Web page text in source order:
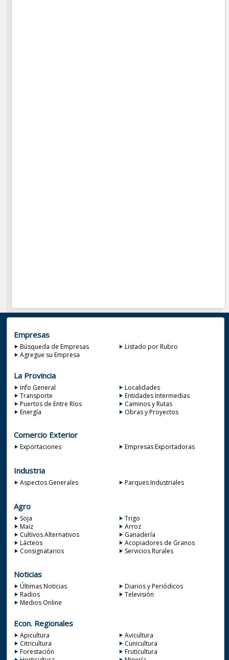
Empresas
Búsqueda de Empresas
Listado por Rubro
Agregue su Empresa
La Provincia
Info General
Localidades
Transporte
Entidades Intermedias
Puertos de Entre Ríos
Caminos y Rutas
Energía
Obras y Proyectos
Comercio Exterior
Exportaciones Empresas Exportadoras
Industria
Aspectos Generales Parques Industriales
Agro
Soja
Trigo
Maiz
Arroz
Cultivos Alternativos
Ganadería
Lácteos
Acopiadores de Granos
Consignatarios
Servicios Rurales
Noticias
Últimas Noticias
Diarios y Periódicos
Radios
Televisión
Medios Online
Econ. Regionales
Apicultura
Avicultura
Citricultura
Cunicultura
Forestación
Fruticultura